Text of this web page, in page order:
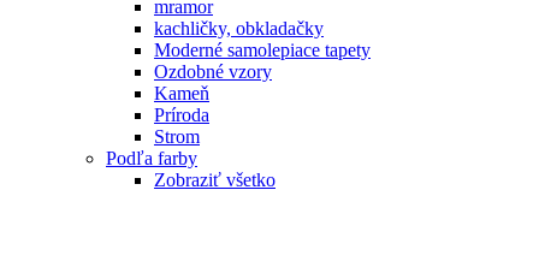
mramor
kachličky, obkladačky
Moderné samolepiace tapety
Ozdobné vzory
Kameň
Príroda
Strom
Podľa farby
Zobraziť všetko